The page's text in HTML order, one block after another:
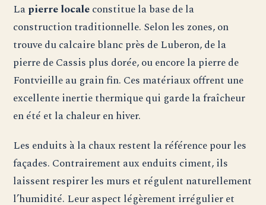
Lapierre localeconstitue la base de la
construction traditionnelle. Selon les zones, on
trouve du calcaire blanc près de Luberon, de la
pierre de Cassis plus dorée, ou encore la pierre de
Fontvieille au grain fin. Ces matériaux offrent une
excellente inertie thermique qui garde la fraîcheur
en été et la chaleur en hiver.
Les enduits à la chaux restent la référence pour les
façades. Contrairement aux enduits ciment, ils
laissent respirer les murs et régulent naturellement
l’humidité. Leur aspect légèrement irrégulier et